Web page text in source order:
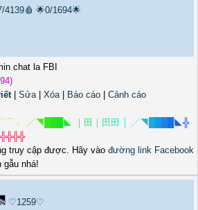
4139🩸 🌟0/1694🌟
chat la FBI
| Sửa| Xóa| Báo cáo
Cảnh cáo
⌒╮ ╱◥ ◣ ｜ 田 ｜ 田 田 ╱◥ ◣╬
╬╬╬╬
truy cập được. Hãy vào đường link Facebook
gẫu nhá!
♡1259♡